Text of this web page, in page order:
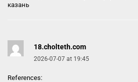
казань
18.cholteth.com
2026-07-07 at 19:45
References: